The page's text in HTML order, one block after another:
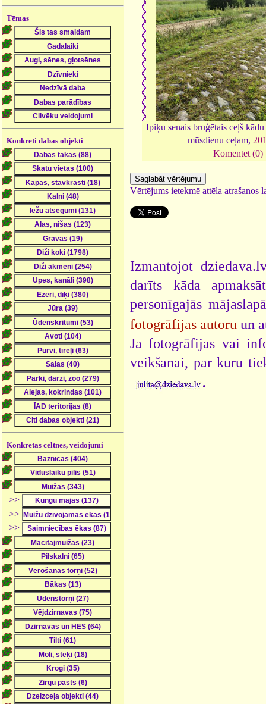
Tēmas
Konkrēti dabas objekti
Konkrētas celtnes, veidojumi
>>
>>
>>
Ipiķu senais bruģētais ceļš
mūsdienu ceļam,
Komentēt (0)
Vērtējums ietekmē attēla atrašanos
Izmantojot
darīts kāda
personīgajās
fotogrāfijas autoru un
Ja fotogrāfijas vai
veikšanai, par kuru
.